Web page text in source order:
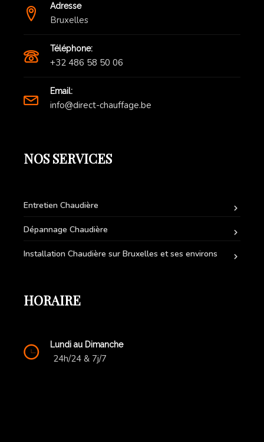
Adresse
Bruxelles
Téléphone:
+32 486 58 50 06
Email:
info@direct-chauffage.be
NOS SERVICES
Entretien Chaudière
Dépannage Chaudière
Installation Chaudière sur Bruxelles et ses environs
HORAIRE
Lundi au Dimanche
24h/24 & 7j/7